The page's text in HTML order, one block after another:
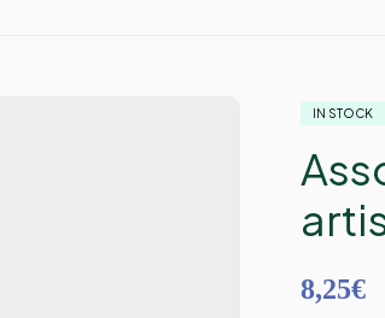
IN STOCK
8,25€